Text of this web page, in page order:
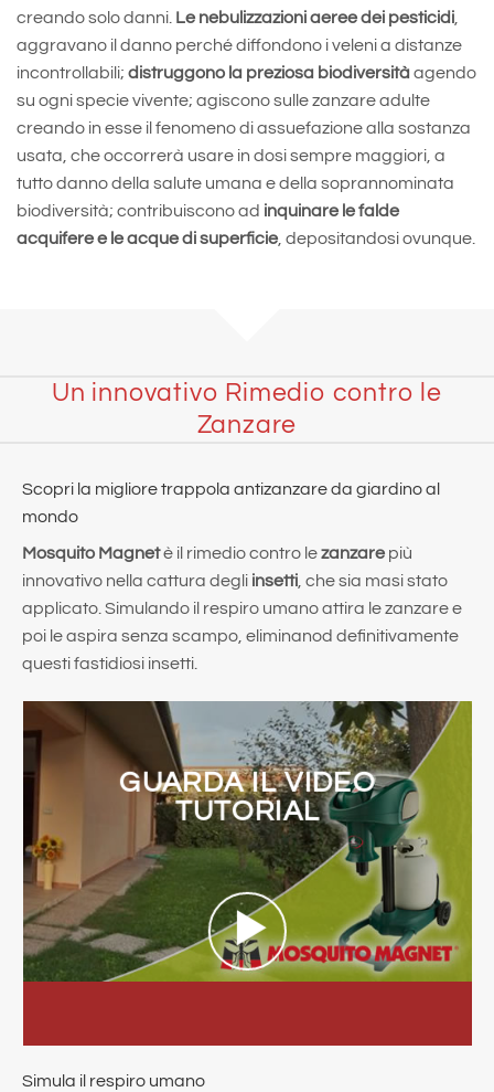
creando solo danni. Le nebulizzazioni aeree dei pesticidi
aggravano il danno perché diffondono i veleni a distanze
incontrollabili; distruggono la preziosa biodiversitàagendo
su ogni specie vivente; agiscono sulle zanzare adulte
creando in esse il fenomeno di assuefazione alla sostanza
usata, che occorrerà usare in dosi sempre maggiori, a
tutto danno della salute umana e della soprannominata
biodiversità; contribuiscono ad inquinare le falde
acquifere e le acque di superficie , depositandosi ovunque.
Un innovativo Rimedio contro le
Zanzare
Scopri la migliore trappola antizanzare da giardino al
mondo
Mosquito Magnetè il rimedio contro lezanzare più
innovativo nella cattura degli insetti , che sia masi stato
applicato. Simulando il respiro umano attira le zanzare e
poi le aspira senza scampo, eliminanod definitivamente
questi fastidiosi insetti.
GUARDA IL VIDEO
TUTORIAL
Simula il respiro umano